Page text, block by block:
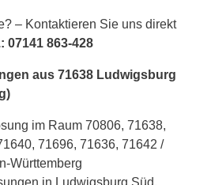
– Kontaktieren Sie uns direkt
07141 863-428
aus 71638 Ludwigsburg
im Raum 70806, 71638,
71696, 71636, 71642 /
Württemberg
in Ludwigsburg Süd,